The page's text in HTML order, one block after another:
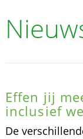
Effen jij
inclusief
De